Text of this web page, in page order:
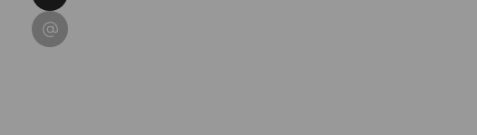
Condividi su Email